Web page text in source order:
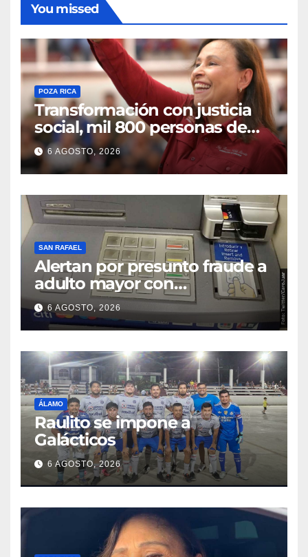
You missed
POZA RICA
Transformación con justicia
social, mil 800 personas de
siete municipios reciben
Apoyo a la Palabra: Rocío
Nahle
6 AGOSTO, 2026
SAN RAFAEL
Alertan por presunto fraude a
adulto mayor con
discapacidad visual en cajero
bancario
6 AGOSTO, 2026
ÁLAMO
Raulito se impone a
Galácticos
6 AGOSTO, 2026